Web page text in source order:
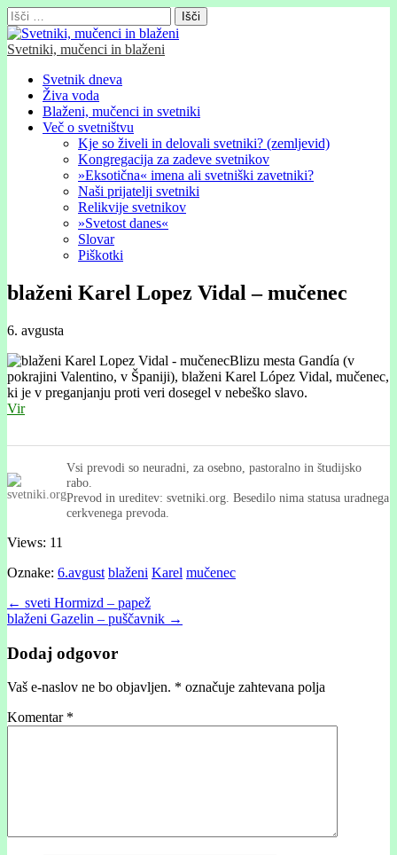
Išči:
Svetniki, mučenci in blaženi
Glavni
meni
Skip
content
Svetnik dneva
Živa voda
Blaženi, mučenci in svetniki
Več o svetništvu
Kje so živeli in delovali svetniki? (zemljevid)
Kongregacija za zadeve svetnikov
»Eksotična« imena ali svetniški zavetniki?
Naši prijatelji svetniki
Relikvije svetnikov
»Svetost danes«
Slovar
Piškotki
blaženi Karel Lopez Vidal – mučenec
6. avgusta
Blizu mesta Gandía (v
pokrajini Valentino, v Španiji), blaženi Karel López Vidal, mučenec,
ki je v preganjanju proti veri dosegel v nebeško slavo.
Vir
Vsi prevodi so neuradni, za osebno, pastoralno in študijsko
rabo.
Prevod in ureditev: svetniki.org. Besedilo nima statusa uradnega
cerkvenega prevoda.
Views: 11
Oznake: 6.avgust blaženi Karel mučenec
Post
navigation
← sveti Hormizd – papež
blaženi Gazelin – puščavnik →
Dodaj odgovor
Vaš e-naslov ne bo objavljen. * označuje zahtevana polja
Komentar *